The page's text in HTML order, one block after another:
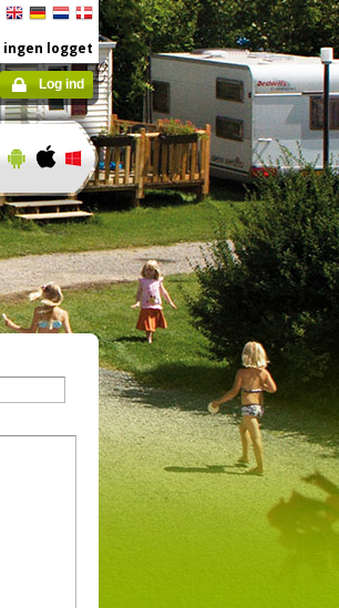
ingen logget
Log ind